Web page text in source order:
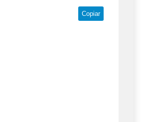
Copiar